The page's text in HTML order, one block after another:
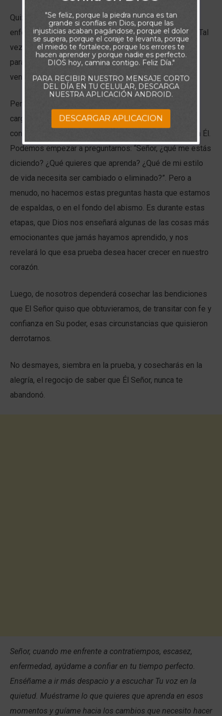
Quizá tú también tengas problemas con las
enfermedades y los impedimentos a tu productividad. Tal
vez seas como yo y pienses: «Es que no tengo tiempo
para esto». Incluso puede ser que creas que todo se
vendrá abajo si no lo gestionas todo activamente.
Pero la verdad es que, en última instancia, Dios está a
cargo. Y Él permite que las enfermedades y los
contratiempos nos recuerden que debemos mirar hacia Él.
Podemos empezar a preguntarnos: “Señor, ¿qué me estás
diciendo? ¿Qué quieres que aprenda? ¿Qué de mi estilo
de vida necesita ser cambiado o eliminado?”. Pero a
menudo, no hacemos estas preguntas hasta que estamos
de espaldas, o en el fondo del abismo. Es durante estas
etapas, que Dios nos enseñará algunas de las cosas más
emocionantes que jamás hayamos aprendido, y nos
revelará lo que esa prueba desea hacer crecer en nuestro
corazón.
Luego, de nosotros dependerá cosechar las bendiciones
que El Señor quiso que obtuvieramos, de transitar con fe y
confianza en Su poder, esas circunstancias que quisieron
derrotarnos.
No desmayes, siembra en la prueba, y cosecharás en la
alegría, el regocijo de saber que Él Señor, nunca te
abandonó.
Señor, cuando me enfrente a contratiempos, escasez,
enfermedad, ayúdame a confiar en tu tiempo perfecto.
Enséñame a ir más despacio y a escuchar Tu voz en la
quietud. Muéstrame lo que quieres que aprenda en esos
momentos y guíame hacia los cambios que necesito hacer
"Se feliz, porque la piedra nunca es tan
grande si confías en Dios, porque las
injusticias acaban pagándose, porque el dolor
se supera, porque el coraje te levanta, porque
el miedo te fortalece, porque los errores te
hacen aprender y porque nadie es perfecto.
DIOS hoy, camina contigo. Feliz Día."
PARA RECIBIR NUESTRO MENSAJE CORTO
DEL DÍA EN TU CELULAR, DESCARGA
NUESTRA APLICACIÓN ANDROID.
DESCARGAR APLICACION